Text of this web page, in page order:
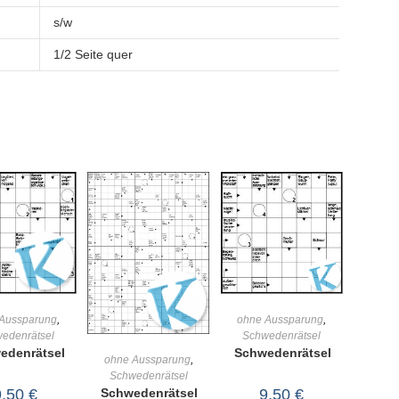
s/w
1/2 Seite quer
,
€ WARENKORB
ohne Aussparung,
Schwedenrätsel
Schwedenrätsel
WARENKORB
ohne Aussparung,
Schwedenrätsel
Schwedenrätsel
9,50€